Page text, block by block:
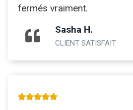
fermés vraiment.
Sasha H.
CLIENT SATISFAIT